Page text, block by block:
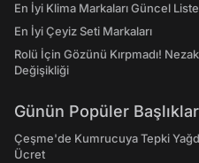
En İyi Klima Markaları Güncel Liste
En İyi Çeyiz Seti Markaları
Rolü İçin Gözünü Kırpmadı!
Değişikliği
Günün Popüler
Çeşme'de Kumrucuya Tepki
Ücret